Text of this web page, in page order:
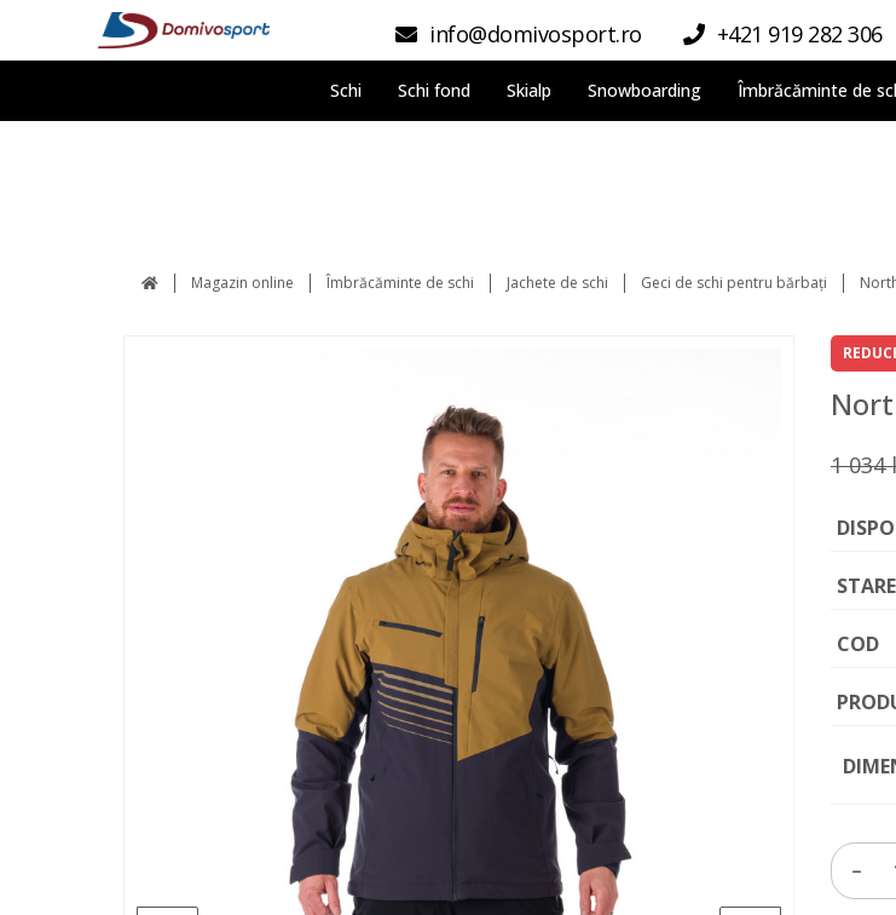
info@domivosport.ro +421 919 282 306
Schi Schi fond Skialp Snowboarding Îmbrăcăminte de
Magazin online Îmbrăcăminte de schi Jachete de schi Geci de schi pentru bărbați
1 034
STARE
COD